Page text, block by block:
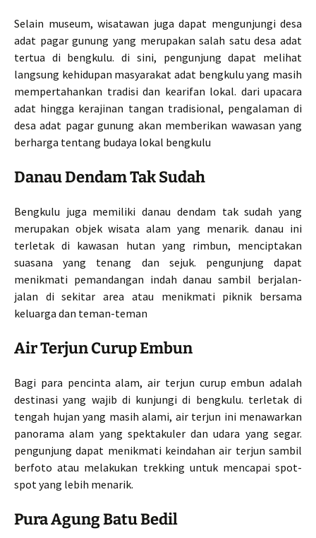
Selain museum, wisatawan juga dapat mengunjungi desa
adat pagar gunung yang merupakan salah satu desa adat
tertua di bengkulu. di sini, pengunjung dapat melihat
langsung kehidupan masyarakat adat bengkulu yang masih
mempertahankan tradisi dan kearifan lokal. dari upacara
adat hingga kerajinan tangan tradisional, pengalaman di
desa adat pagar gunung akan memberikan wawasan yang
berharga tentang budaya lokal bengkulu
Danau Dendam Tak Sudah
Bengkulu juga memiliki danau dendam tak sudah yang
merupakan objek wisata alam yang menarik. danau ini
terletak di kawasan hutan yang rimbun, menciptakan
suasana yang tenang dan sejuk. pengunjung dapat
menikmati pemandangan indah danau sambil berjalan-
jalan di sekitar area atau menikmati piknik bersama
keluarga dan teman-teman
Air Terjun Curup Embun
Bagi para pencinta alam, air terjun curup embun adalah
destinasi yang wajib di kunjungi di bengkulu. terletak di
tengah hujan yang masih alami, air terjun ini menawarkan
panorama alam yang spektakuler dan udara yang segar.
pengunjung dapat menikmati keindahan air terjun sambil
berfoto atau melakukan trekking untuk mencapai spot-
spot yang lebih menarik.
Pura Agung Batu Bedil